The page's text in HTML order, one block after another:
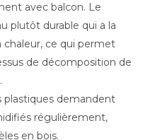
avec balcon. Le
plutôt durable qui a la
chaleur, ce qui permet
de décomposition de
plastiques demandent
régulièrement,
en bois.